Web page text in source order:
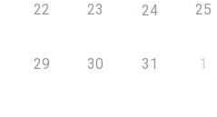
22 23 24 25
29 30 31 1